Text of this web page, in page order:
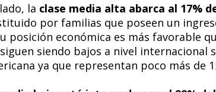
la clase media alta abarca al 17%
por familias que poseen un
posición económica es más favorable
siendo bajos a nivel internacional
ya que representan poco más de